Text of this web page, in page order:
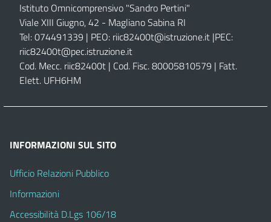
Istituto Omnicomprensivo "Sandro Pertini"
Viale XIII Giugno, 42 - Magliano Sabina RI
Tel: 074491339 | PEO: riic82400t@istruzione.it |PEC:
riic82400t@pec.istruzione.it
Cod. Mecc. riic82400t | Cod. Fisc. 80005810579 | Fatt.
Elett. UFH6HM
INFORMAZIONI SUL SITO
Ufficio Relazioni Pubblico
Informazioni
Accessibilità D.Lgs 106/18